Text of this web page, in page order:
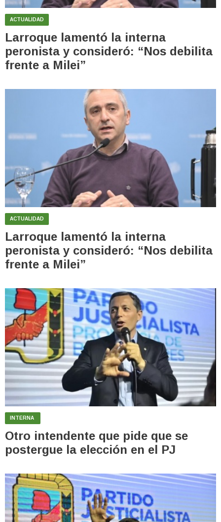
ACTUALIDAD
Larroque lamentó la interna
peronista y consideró: “Nos debilita
frente a Milei”
ACTUALIDAD
Larroque lamentó la interna
peronista y consideró: “Nos debilita
frente a Milei”
INTERNA
Otro intendente que pide que se
postergue la elección en el PJ